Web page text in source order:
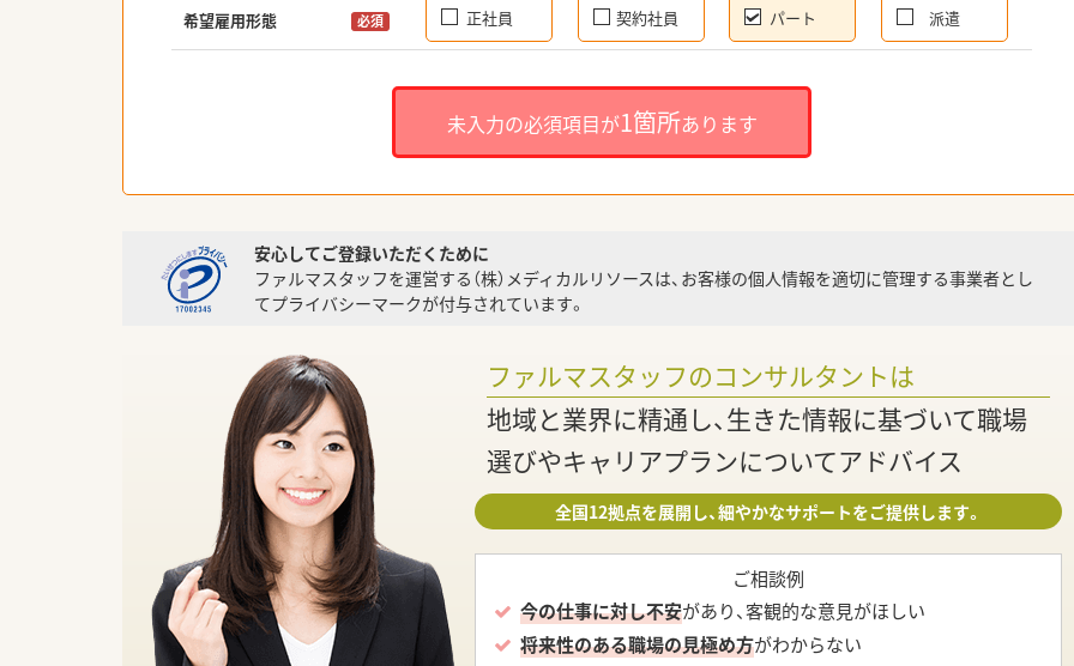
希望雇用形態 必須 正社員 契約社員 パート 派遣
未入力の必須項目が1箇所あります
安心してご登録いただくために
ファルマスタッフを運営する（株）メディカルリソースは、お客様の個人情報を適切に管理する事業者とし
てプライバシーマークが付与されています。
ファルマスタッフのコンサルタントは
地域と業界に精通し、生きた情報に基づいて職場
選びやキャリアプランについてアドバイス
全国12拠点を展開し、細やかなサポートをご提供します。
ご相談例
今の仕事に対し不安があり、客観的な意見がほしい
将来性のある職場の見極め方がわからない